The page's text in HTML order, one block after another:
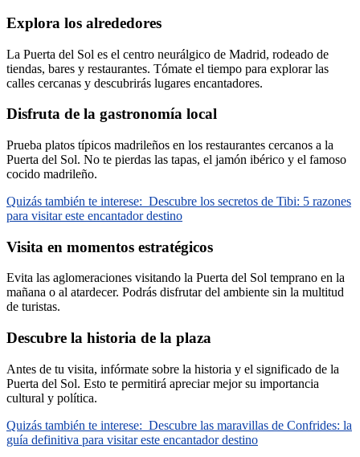
Explora los alrededores
La Puerta del Sol es el centro neurálgico de Madrid, rodeado de
tiendas, bares y restaurantes. Tómate el tiempo para explorar las
calles cercanas y descubrirás lugares encantadores.
Disfruta de la gastronomía local
Prueba platos típicos madrileños en los restaurantes cercanos a la
Puerta del Sol. No te pierdas las tapas, el jamón ibérico y el famoso
cocido madrileño.
Quizás también te interese: Descubre los secretos de Tibi: 5 razones
para visitar este encantador destino
Visita en momentos estratégicos
Evita las aglomeraciones visitando la Puerta del Sol temprano en la
mañana o al atardecer. Podrás disfrutar del ambiente sin la multitud
de turistas.
Descubre la historia de la plaza
Antes de tu visita, infórmate sobre la historia y el significado de la
Puerta del Sol. Esto te permitirá apreciar mejor su importancia
cultural y política.
Quizás también te interese: Descubre las maravillas de Confrides: la
guía definitiva para visitar este encantador destino